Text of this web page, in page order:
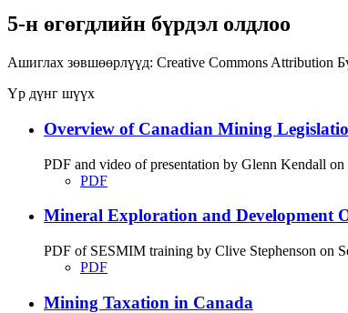
5-н өгөгдлийн бүрдэл олдлоо
Ашиглах зөвшөөрлүүд: Creative Commons Attribution
Үр дүнг шүүх
Overview of Canadian Mining
PDF and video of presentation by Glenn Kendall
PDF
Mineral Exploration and Development
PDF of SESMIM training by Clive Stephenson on
PDF
Mining Taxation in Canada